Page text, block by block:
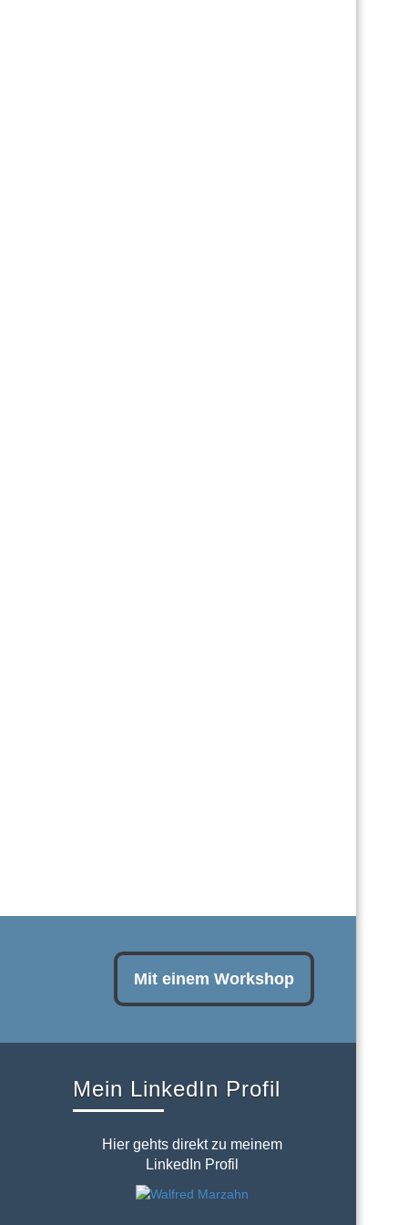
Mit einem Workshop
Mein LinkedIn Profil
Hier gehts direkt zu meinem
LinkedIn Profil